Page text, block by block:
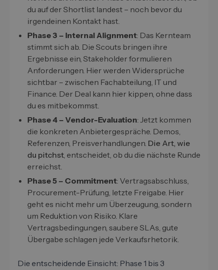
du auf der Shortlist landest – noch bevor du
irgendeinen Kontakt hast.
Phase 3 – Internal Alignment: Das Kernteam
stimmt sich ab. Die Scouts bringen ihre
Ergebnisse ein, Stakeholder formulieren
Anforderungen. Hier werden Widersprüche
sichtbar – zwischen Fachabteilung, IT und
Finance. Der Deal kann hier kippen, ohne dass
du es mitbekommst.
Phase 4 – Vendor-Evaluation: Jetzt kommen
die konkreten Anbietergespräche. Demos,
Referenzen, Preisverhandlungen. Die Art, wie
du pitchst, entscheidet, ob du die nächste Runde
erreichst.
Phase 5 – Commitment: Vertragsabschluss,
Procurement-Prüfung, letzte Freigabe. Hier
geht es nicht mehr um Überzeugung, sondern
um Reduktion von Risiko. Klare
Vertragsbedingungen, saubere SLAs, gute
Übergabe schlagen jede Verkaufsrhetorik.
Die entscheidende Einsicht: Phase 1 bis 3